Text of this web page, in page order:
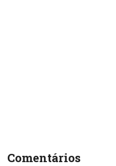
Comentários